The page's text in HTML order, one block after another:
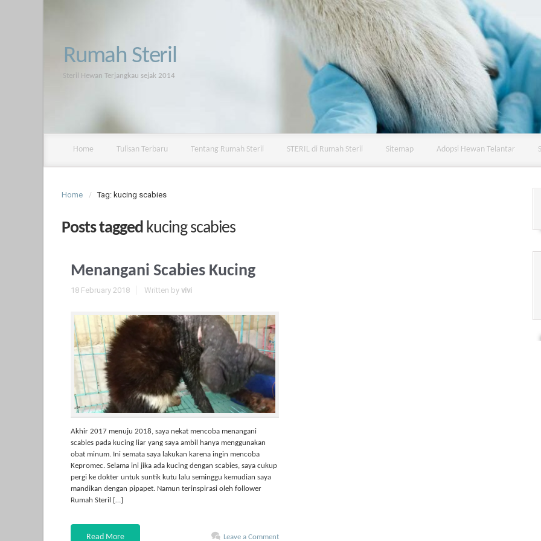
Rumah Steril
Steril Hewan Terjangkau sejak 2014
Home Tulisan Terbaru Tentang Rumah Steril STERIL di Rumah Steril Sitemap Adopsi Hewan Telantar
Home Tag: kucing scabies
Posts tagged kucing scabies
Menangani Scabies Kucing
18 February 2018 Written by vivi
Akhir 2017 menuju 2018, saya nekat mencoba menangani
scabies pada kucing liar yang saya ambil hanya menggunakan
obat minum. Ini semata saya lakukan karena ingin mencoba
Kepromec. Selama ini jika ada kucing dengan scabies, saya cukup
pergi ke dokter untuk suntik kutu lalu seminggu kemudian saya
mandikan dengan pipapet. Namun terinspirasi oleh follower
Rumah Steril […]
Read More Leave a Comment